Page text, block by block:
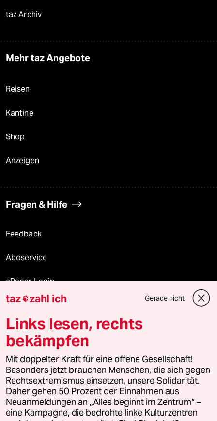
taz Archiv
Mehr taz Angebote
Reisen
Kantine
Shop
Anzeigen
Fragen & Hilfe
Feedback
Aboservice
ePaper Login
Downloads für Abonnierende
© 2026 taz Verlags und Vertriebs GmbH
Alle Rechte vorbehalten. Bei rechtlichen Fragen oder für Genehmigungen
wenden Sie sich bitte an
lizenzen@taz.de
Feedback Redaktionsstatut Kommune-Richtlinien
taz zahl ich Gerade nicht
Links lesen, rechts
bekämpfen
Mit doppelter Kraft für eine offene Gesellschaft!
Besonders jetzt brauchen Menschen, die sich gegen
Rechtsextremismus einsetzen, unsere Solidarität.
Daher gehen 50 Prozent der Einnahmen aus
Neuanmeldungen an „Alles beginnt im Zentrum“ –
eine Kampagne, die bedrohte linke Kulturzentren